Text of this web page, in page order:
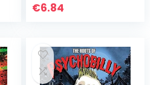
€6.84